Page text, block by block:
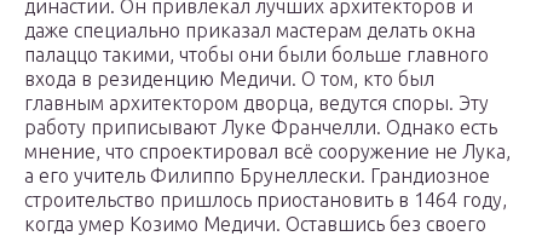
династии. Он привлекал лучших архитекторов и
даже специально приказал мастерам делать окна
палаццо такими, чтобы они были больше главного
входа в резиденцию Медичи. О том, кто был
главным архитектором дворца, ведутся споры. Эту
работу приписывают Луке Франчелли. Однако есть
мнение, что спроектировал всё сооружение не Лука,
а его учитель Филиппо Брунеллески. Грандиозное
строительство пришлось приостановить в 1464 году,
когда умер Козимо Медичи. Оставшись без своего